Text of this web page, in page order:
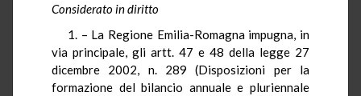
Considerato in diritto
1. – La Regione Emilia-Romagna impugna, in
via principale, gli artt. 47 e 48 della legge 27
dicembre 2002, n. 289 (Disposizioni per la
formazione del bilancio annuale e pluriennale